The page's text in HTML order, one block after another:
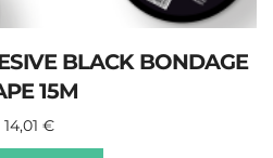
BLACK BONDAGE
15M
14,01 €